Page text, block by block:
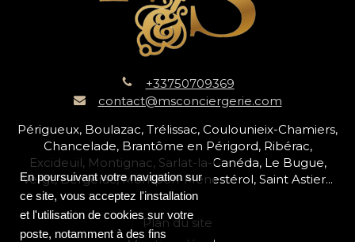
+33750709369
contact@msconciergerie.com
Périgueux, Boulazac, Trélissac, Coulounieix-Chamiers,
Chancelade, Brantôme en Périgord, Ribérac,
Excideuil, Montignac, Sarlat-la-Canéda, Le Bugue,
Vergt, Bergerac, Montpon-Ménestérol, Saint Astier...
Plan du site
En poursuivant votre navigation sur
ce site, vous acceptez l'installation
et l'utilisation de cookies sur votre
poste, notamment à des fins